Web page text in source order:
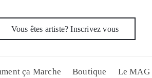
Vous êtes artiste? Inscrivez vous
ça Marche Boutique Le MAG